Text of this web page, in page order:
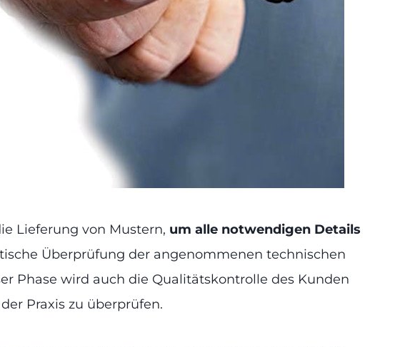
Lieferung von Mustern, um alle notwendigen Details
Überprüfung der angenommenen technischen
Phase wird auch die Qualitätskontrolle des Kunden
Praxis zu überprüfen.